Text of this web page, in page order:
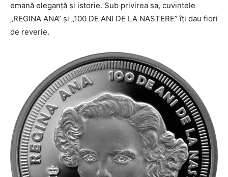
emană eleganță și istorie. Sub privirea sa, cuvintele
„REGINA ANA” și „100 DE ANI DE LA NASTERE” îți dau fiori
de reverie.